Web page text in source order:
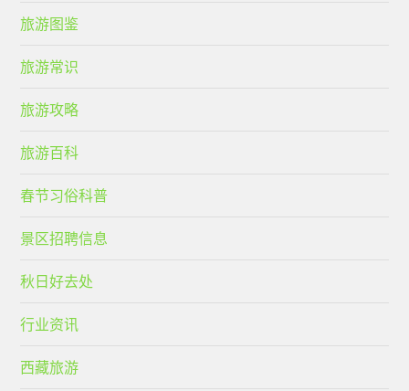
旅游图鉴
旅游常识
旅游攻略
旅游百科
春节习俗科普
景区招聘信息
秋日好去处
行业资讯
西藏旅游